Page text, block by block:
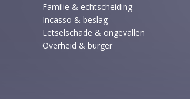
Familie & echtscheiding
Incasso & beslag
Letselschade & ongevallen
Overheid & burger